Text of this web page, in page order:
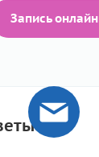
Запись онлайн